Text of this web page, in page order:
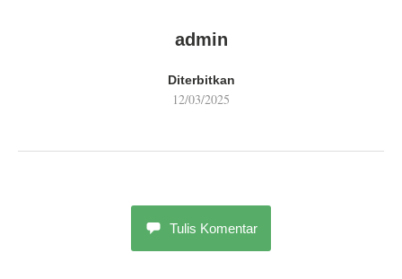
admin
Diterbitkan
12/03/2025
Tulis Komentar